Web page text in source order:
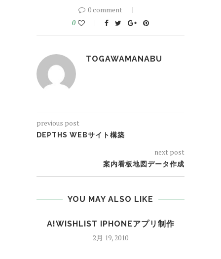
0 comment
0
TOGAWAMANABU
previous post
DEPTHS WEBサイト構築
next post
案内看板地図データ作成
YOU MAY ALSO LIKE
A!WISHLIST IPHONEアプリ制作
2月 19, 2010